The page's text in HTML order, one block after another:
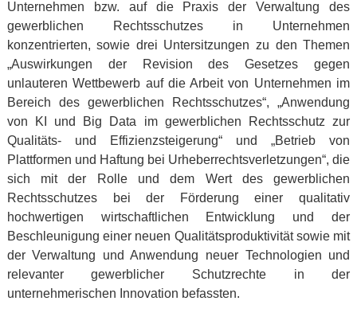
Unternehmen bzw. auf die Praxis der Verwaltung des
gewerblichen Rechtsschutzes in Unternehmen
konzentrierten, sowie drei Untersitzungen zu den Themen
„Auswirkungen der Revision des Gesetzes gegen
unlauteren Wettbewerb auf die Arbeit von Unternehmen im
Bereich des gewerblichen Rechtsschutzes“, „Anwendung
von KI und Big Data im gewerblichen Rechtsschutz zur
Qualitäts- und Effizienzsteigerung“ und „Betrieb von
Plattformen und Haftung bei Urheberrechtsverletzungen“, die
sich mit der Rolle und dem Wert des gewerblichen
Rechtsschutzes bei der Förderung einer qualitativ
hochwertigen wirtschaftlichen Entwicklung und der
Beschleunigung einer neuen Qualitätsproduktivität sowie mit
der Verwaltung und Anwendung neuer Technologien und
relevanter gewerblicher Schutzrechte in der
unternehmerischen Innovation befassten.